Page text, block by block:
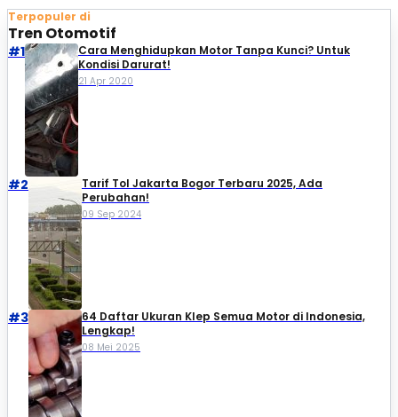
Terpopuler di
Tren Otomotif
#1
Cara Menghidupkan Motor Tanpa Kunci? Untuk
Kondisi Darurat!
21 Apr 2020
#2
Tarif Tol Jakarta Bogor Terbaru 2025, Ada
Perubahan!
09 Sep 2024
#3
64 Daftar Ukuran Klep Semua Motor di Indonesia,
Lengkap!
08 Mei 2025